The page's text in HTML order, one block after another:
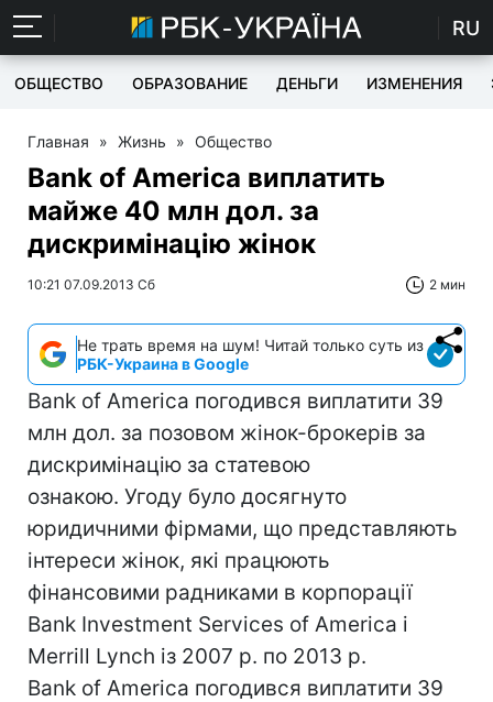
RU
ОБЩЕСТВО ОБРАЗОВАНИЕ ДЕНЬГИ ИЗМЕНЕНИЯ
Главная » Жизнь » Общество
Bank of America виплатить
майже 40 млн дол. за
дискримінацію жінок
10:21 07.09.2013 Сб 2 мин
Не трать время на шум! Читай только суть из
РБК-Украина в Google
Bank of America погодився виплатити 39
млн дол. за позовом жінок-брокерів за
дискримінацію за статевою
ознакою. Угоду було досягнуто
юридичними фірмами, що представляють
інтереси жінок, які працюють
фінансовими радниками в корпорації
Bank Investment Services of America і
Merrill Lynch із 2007 р. по 2013 р.
Bank of America погодився виплатити 39